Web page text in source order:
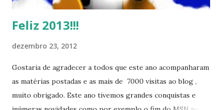
Feliz 2013!!!
dezembro 23, 2012
Gostaria de agradecer a todos que este ano acompanharam
as matérias postadas e as mais de 7000 visitas ao blog ,
muito obrigado. Este ano tivemos grandes conquistas e